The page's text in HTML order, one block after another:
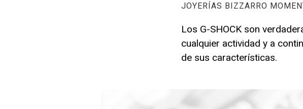
JOYERÍAS BIZZARRO
Los G-SHOCK son
cualquier actividad y a
de sus características.